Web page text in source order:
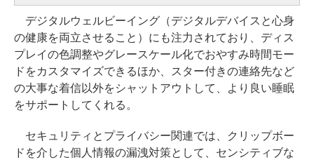
デジタルウェルビーイング（デジタルデバイスと心身
の健康を両立させること）にも注力されており、ディス
プレイの色調整やグレースケール化でおやすみ時間モー
ドをカスタマイズできるほか、スター付きの連絡先など
の大事な着信以外をシャットアウトして、より良い睡眠
をサポートしてくれる。
セキュリティとプライバシー関連では、クリップボー
ドを介した個人情報の漏洩対策として、センシティブな